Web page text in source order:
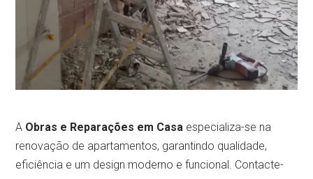
A Obras e Reparações em Casa especializa-se na
renovação de apartamentos, garantindo qualidade,
eficiência e um design moderno e funcional. Contacte-